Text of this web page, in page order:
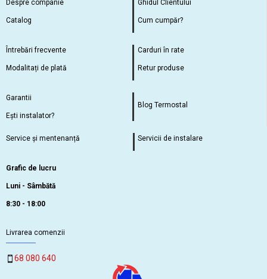
Despre companie
Catalog
Ghidul Clientului
Cum cumpăr?
Întrebări frecvente
Modalitați de plată
Carduri în rate
Retur produse
Garantii
Ești instalator?
Blog Termostal
Service și mentenanță Servicii de instalare
Grafic de lucru
Luni - Sâmbătă
8:30 - 18:00
Livrarea comenzii
68 080 640